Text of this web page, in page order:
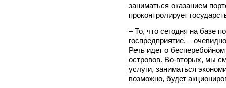
заниматься оказанием
проконтролирует
– То, что сегодня на базе
госпредприятие, –
Речь идет о
островов. Во-вторых, мы
услуги, заниматься
возможно, будет